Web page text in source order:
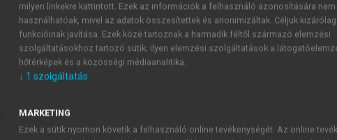
FIÓKKAL ÚJ FIÓK
1 óra
milyen linkekre kattintott. Ezek az információk a felhasználó azonosítására nem
használhatóak, mivel az adatok összesítettek és anonimizáltak. Céljuk
funkcióinak javítása. Ezek közé tartoznak a harmadik féltől származó elemzési
szolgáltatásokhoz tartozó sütik; ilyen elemzési szolgáltatások a
hőtérképek és a közösségi médiaanalitika.
↓ 1 szolgáltatás
MARKETING
Ezek a sütik nyomon követik a felhasználó online tevékenységét. Az online